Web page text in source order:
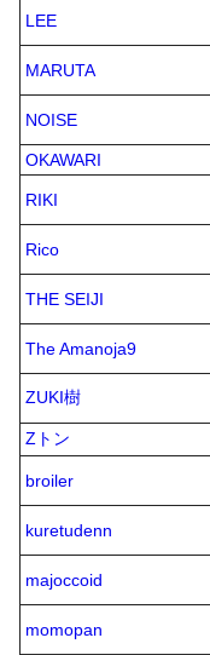
LEE
MARUTA
NOISE
OKAWARI
RIKI
Rico
THE SEIJI
The Amanoja9
ZUKI樹
Zトン
broiler
kuretudenn
majoccoid
momopan